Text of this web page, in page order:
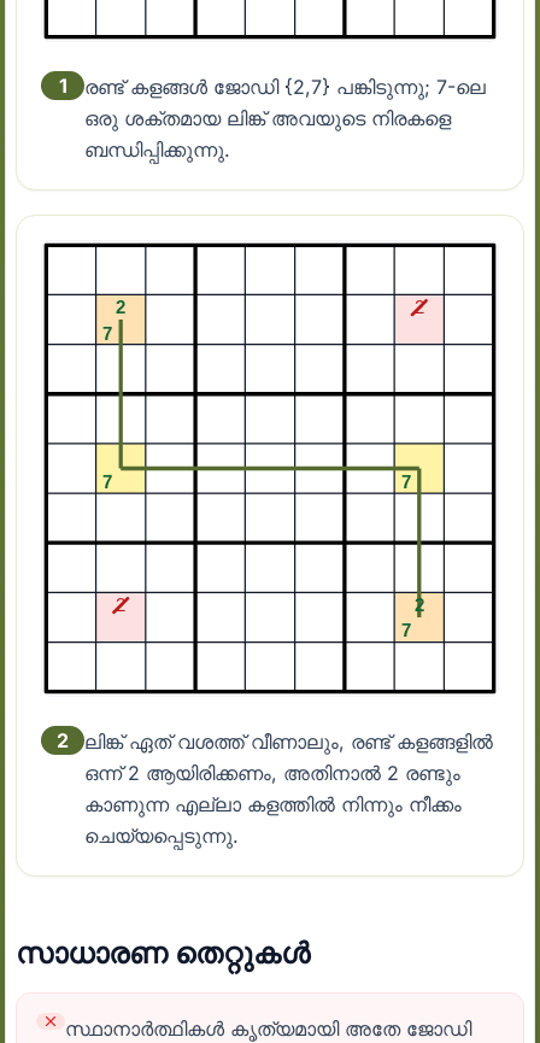
1
രണ്ട് കളങ്ങൾ ജോഡി {2,7} പങ്കിടുന്നു; 7-ലെ
ഒരു ശക്തമായ ലിങ്ക് അവയുടെ നിരകളെ
ബന്ധിപ്പിക്കുന്നു.
2
ലിങ്ക് ഏത് വശത്ത് വീണാലും, രണ്ട് കളങ്ങളിൽ
ഒന്ന് 2 ആയിരിക്കണം, അതിനാൽ 2 രണ്ടും
കാണുന്ന എല്ലാ കളത്തിൽ നിന്നും നീക്കം
ചെയ്യപ്പെടുന്നു.
സാധാരണ തെറ്റുകൾ
സ്ഥാനാർത്ഥികൾ കൃത്യമായി അതേ ജോഡി